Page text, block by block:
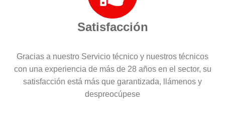
Satisfacción
Gracias a nuestro Servicio técnico y nuestros técnicos
con una experiencia de más de 28 años en el sector, su
satisfacción está más que garantizada, llámenos y
despreocúpese